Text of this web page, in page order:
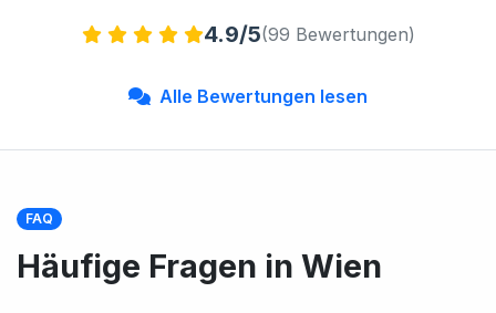
4.9/5(99 Bewertungen)
Alle Bewertungen lesen
FAQ
Häufige Fragen in Wien